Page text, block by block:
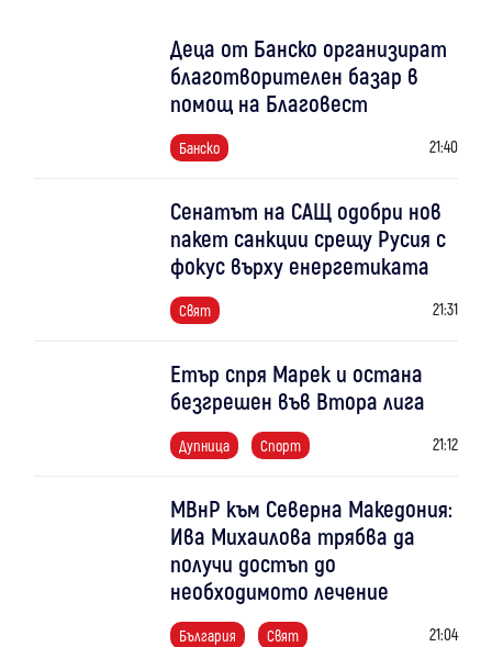
Деца от Банско организират
благотворителен базар в
помощ на Благовест
Банско 21:40
Сенатът на САЩ одобри нов
пакет санкции срещу Русия с
фокус върху енергетиката
Свят 21:31
Етър спря Марек и остана
безгрешен във Втора лига
Дупница Спорт 21:12
МВнР към Северна Македония:
Ива Михаилова трябва да
получи достъп до
необходимото лечение
България Свят 21:04